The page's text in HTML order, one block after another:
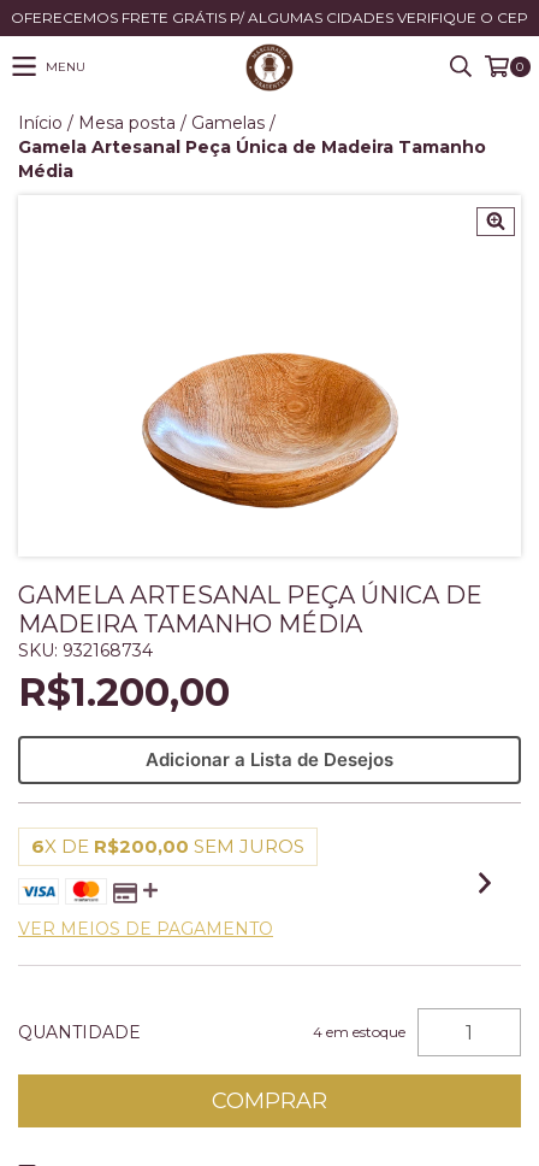
OFERECEMOS FRETE GRÁTIS P/ ALGUMAS CIDADES VERIFIQUE O CEP
MENU 0
Início / Mesa posta / Gamelas /
Gamela Artesanal Peça Única de Madeira Tamanho
Média
GAMELA ARTESANAL PEÇA ÚNICA DE
MADEIRA TAMANHO MÉDIA
SKU: 932168734
R$1.200,00
Adicionar a Lista de Desejos
6X DE R$200,00 SEM JUROS
VER MEIOS DE PAGAMENTO
QUANTIDADE 4 em estoque